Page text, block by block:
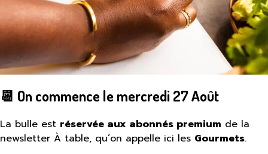
📆 On commence le mercredi 27 Août
La bulle est réservée aux abonnés premium de la
newsletter À table, qu’on appelle ici les Gourmets.